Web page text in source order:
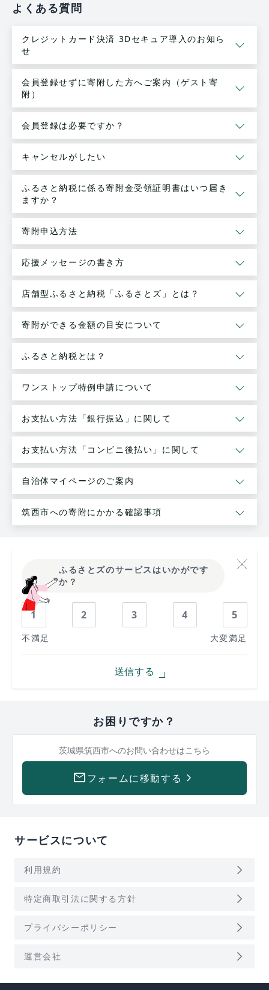
よくある質問
クレジットカード決済 3Dセキュア導入のお知ら
せ
会員登録せずに寄附した方へご案内（ゲスト寄
附）
会員登録は必要ですか？
キャンセルがしたい
ふるさと納税に係る寄附金受領証明書はいつ届き
ますか？
寄附申込方法
応援メッセージの書き方
店舗型ふるさと納税「ふるさとズ」とは？
寄附ができる金額の目安について
ふるさと納税とは？
ワンストップ特例申請について
お支払い方法「銀行振込」に関して
お支払い方法「コンビニ後払い」に関して
自治体マイページのご案内
筑西市への寄附にかかる確認事項
ふるさとズのサービスはいかがです
か？
1 2 3 4 5
不満足 大変満足
送信する
お困りですか？
茨城県筑西市へのお問い合わせはこちら
mailフォームに移動する keyboard_arrow_right
サービスについて
利用規約 arrow_forward_ios
特定商取引法に関する方針 arrow_forward_ios
プライバシーポリシー arrow_forward_ios
運営会社 arrow_forward_ios